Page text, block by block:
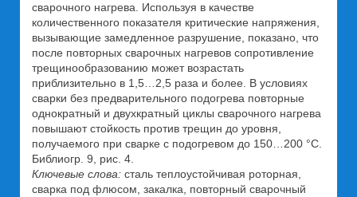
сварочного нагрева. Используя в качестве
количественного показателя критические напряжения,
вызывающие замедленное разрушение, показано, что
после повторных сварочных нагревов сопротивление
трещинообразованию может возрастать
приблизительно в 1,5…2,5 раза и более. В условиях
сварки без предварительного подогрева повторные
однократный и двухкратный циклы сварочного нагрева
повышают стойкость против трещин до уровня,
получаемого при сварке с подогревом до 150…200 °С.
Библиогр. 9, рис. 4.
Ключевые слова: сталь теплоустойчивая роторная,
сварка под флюсом, закалка, повторный сварочный